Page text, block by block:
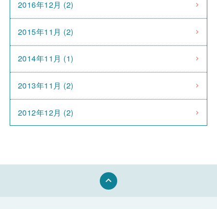
2016年12月 (2)
2015年11月 (2)
2014年11月 (1)
2013年11月 (2)
2012年12月 (2)
keyboard_arrow_up